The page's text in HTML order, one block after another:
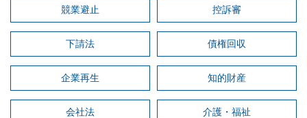
競業避止 控訴審
下請法 債権回収
企業再生 知的財産
会社法 介護・福祉